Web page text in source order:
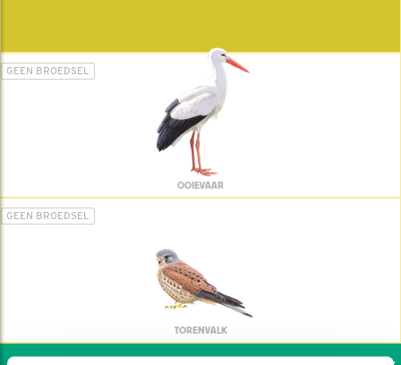
GEEN BROEDSEL
OOIEVAAR
GEEN BROEDSEL
TORENVALK